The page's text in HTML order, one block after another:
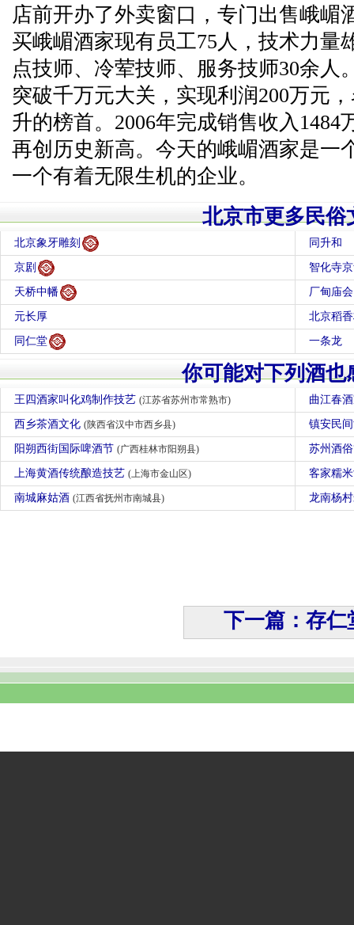
店前开办了外卖窗口，专门出售峨嵋
买峨嵋酒家现有员工75人，技术力量
点技师、冷荤技师、服务技师30余人
突破千万元大关，实现利润200万元
升的榜首。2006年完成销售收入1484
再创历史新高。今天的峨嵋酒家是一
一个有着无限生机的企业。
北京市更多民俗
北京象牙雕刻 同升和
京剧 智化寺
天桥中幡 厂甸庙会
元长厚 北京稻
同仁堂 一条龙
你可能对下列酒也
王四酒家叫化鸡制作技艺 (江苏省苏州市常熟市) 曲江春
西乡茶酒文化 (陕西省汉中市西乡县) 镇安民
阳朔西街国际啤酒节 (广西桂林市阳朔县) 苏州酒
上海黄酒传统酿造技艺 (上海市金山区) 客家糯
南城麻姑酒 (江西省抚州市南城县) 龙南杨
下一篇：存仁